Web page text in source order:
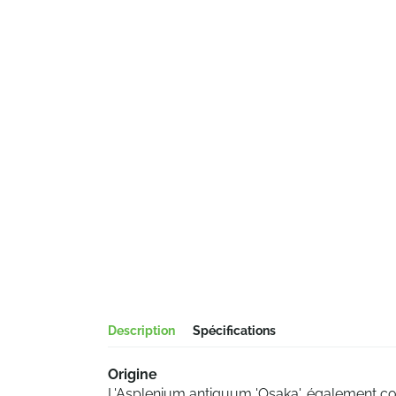
Description Spécifications
Origine